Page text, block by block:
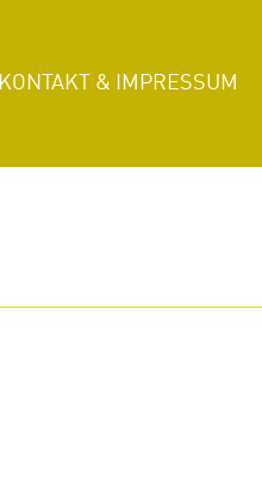
KONTAKT & IMPRESSUM